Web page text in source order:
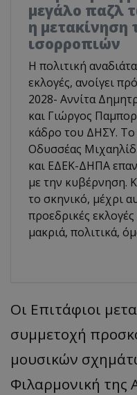
μεγάλο παζλ
η μετακίνηση
ισορροπιών
Η πολιτική
εκλογές, ανοίγει
2028- Αννίτα
και Γιώργος
κάδρο του ΔΗΣΥ. Το
Οδυσσέας
και ΕΔΕΚ-ΔΗΠΑ
με την κυβέρνηση.
το σκηνικό, μέχρι
προεδρικές
μακριά, πολιτικά,
Οι Επιτάφιοι
συμμετοχή
μουσικών
Φιλαρμονική της